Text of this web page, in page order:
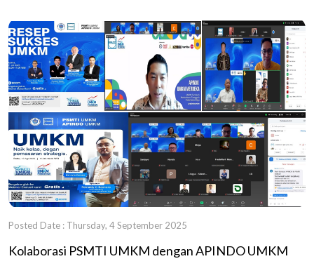
Posted Date : Thursday, 4 September 2025
Kolaborasi PSMTI UMKM dengan APINDO UMKM